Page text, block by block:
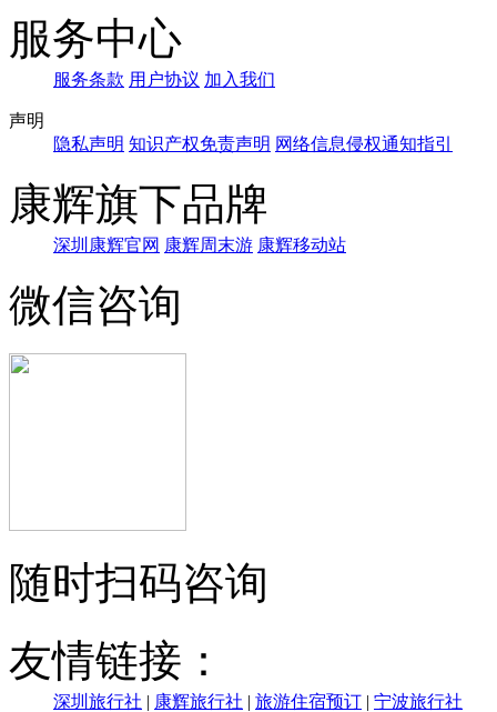
服务中心
服务条款 用户协议 加入我们
声明
隐私声明 知识产权免责声明 网络信息侵权通知指引
康辉旗下品牌
深圳康辉官网 康辉周末游 康辉移动站
微信咨询
随时扫码咨询
友情链接：
深圳旅行社 | 康辉旅行社 | 旅游住宿预订 | 宁波旅行社